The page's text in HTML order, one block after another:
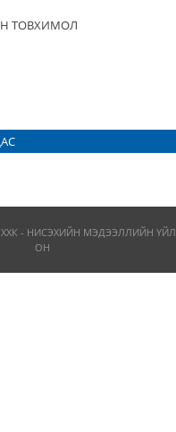
ТОВХИМОЛ
- НИСЭХИЙН МЭДЭЭЛЛИЙН
ОН